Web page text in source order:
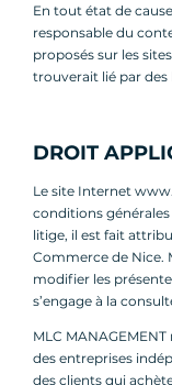
En tout état de
responsable du
proposés sur les
trouverait lié par
DROIT
Le site Internet
conditions
litige, il est fait
Commerce de Nice.
modifier les
s’engage à la
MLC
des entreprises
des clients qui